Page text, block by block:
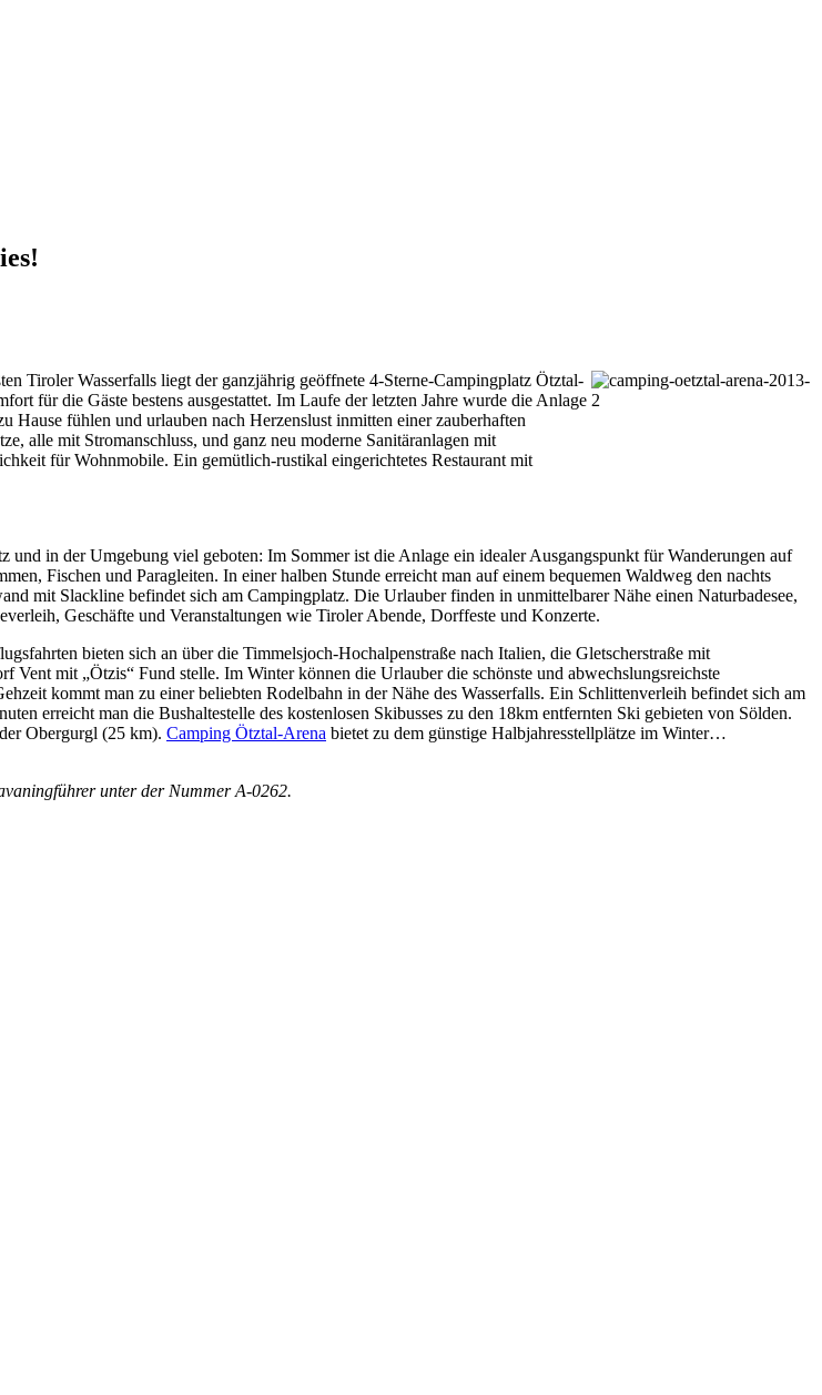
Tiroler Wasserfalls liegt der ganzjährig geöffnete 4-Sterne-Campingplatz Ötztal-
für die Gäste bestens ausgestattet. Im Laufe der letzten Jahre wurde die Anlage
fühlen und urlauben nach Herzenslust inmitten einer zauberhaften
alle mit Stromanschluss, und ganz neu moderne Sanitäranlagen mit
für Wohnmobile. Ein gemütlich-rustikal eingerichtetes Restaurant mit
in der Umgebung viel geboten: Im Sommer ist die Anlage ein idealer Ausgangspunkt für Wanderungen auf
Fischen und Paragleiten. In einer halben Stunde erreicht man auf einem bequemen Waldweg den nachts
mit Slackline befindet sich am Campingplatz. Die Urlauber finden in unmittelbarer Nähe einen Naturbadesee,
Geschäfte und Veranstaltungen wie Tiroler Abende, Dorffeste und Konzerte.
bieten sich an über die Timmelsjoch-Hochalpenstraße nach Italien, die Gletscherstraße mit
Vent mit „Ötzis“ Fund stelle. Im Winter können die Urlauber die schönste und abwechslungsreichste
kommt man zu einer beliebten Rodelbahn in der Nähe des Wasserfalls. Ein Schlittenverleih befindet sich am
erreicht man die Bushaltestelle des kostenlosen Skibusses zu den 18km entfernten Ski gebieten von Sölden.
Obergurgl (25 km). Camping Ötztal-Arena bietet zu dem günstige Halbjahresstellplätze im Winter…
unter der Nummer A-0262.